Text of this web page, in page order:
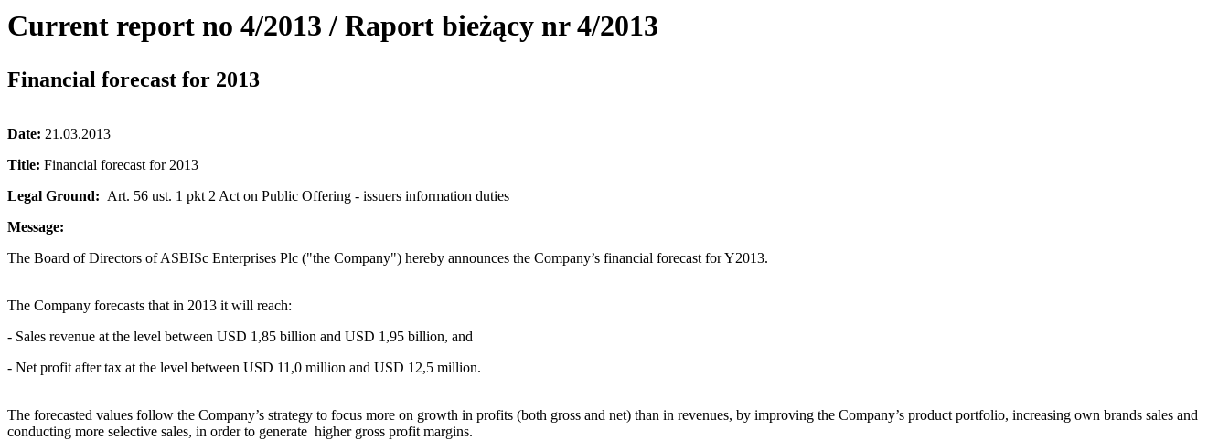
Current report no 4/2013 / Raport bieżący nr 4/2013
Financial forecast for 2013
Date: 21.03.2013
Title: Financial forecast for 2013
Legal Ground: Art. 56 ust. 1 pkt 2 Act on Public Offering - issuers information duties
Message:
The Board of Directors of ASBISc Enterprises Plc ("the Company") hereby announces the Company’s financial forecast for Y2013.
The Company forecasts that in 2013 it will reach:
- Sales revenue at the level between USD 1,85 billion and USD 1,95 billion, and
- Net profit after tax at the level between USD 11,0 million and USD 12,5 million.
The forecasted values follow the Company’s strategy to focus more on growth in profits (both gross and net) than in revenues, by improving the Company’s product portfolio, increasing own brands sales and
conducting more selective sales, in order to generate higher gross profit margins.